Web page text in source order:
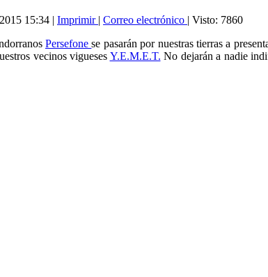
15:34 | Imprimir | Correo electrónico | Visto: 7860
Persefonese pasarán por nuestras tierras a
vecinos vigueses Y.E.M.E.T. No dejarán a nadie